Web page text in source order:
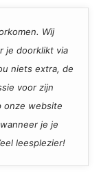
Wij
je doorklikt via
niets extra, de
voor zijn
onze website
je je
leesplezier!